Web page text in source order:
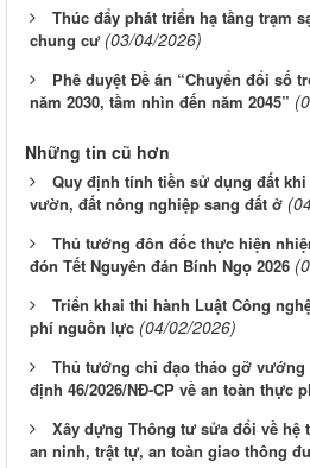
Thúc đẩy phát triển hạ tầng trạm
chung cư (03/04/2026)
Phê duyệt Đề án “Chuyển đổi số
năm 2030, tầm nhìn đến năm 2045”
Những tin cũ hơn
Quy định tính tiền sử dụng đất
vườn, đất nông nghiệp sang đất ở
Thủ tướng đôn đốc thực hiện
đón Tết Nguyên đán Bính Ngọ 2026
Triển khai thi hành Luật Công
phí nguồn lực (04/02/2026)
Thủ tướng chỉ đạo tháo gỡ
định 46/2026/NĐ-CP về an toàn thực
Xây dựng Thông tư sửa đổi về hệ
an ninh, trật tự, an toàn giao thông